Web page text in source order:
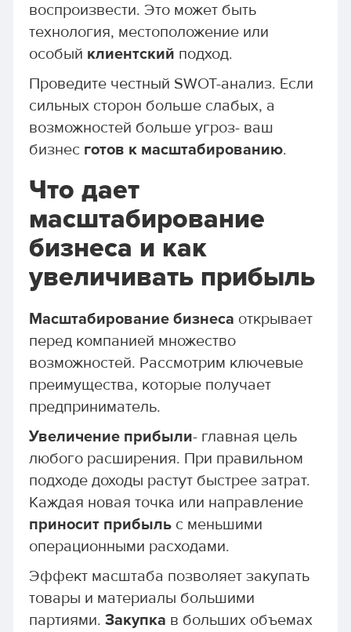
воспроизвести. Это может быть
технология, местоположение или
особый клиентский подход.
Проведите честный SWOT-анализ. Если
сильных сторон больше слабых, а
возможностей больше угроз- ваш
бизнес готов к масштабированию.
Что дает
масштабирование
бизнеса и как
увеличивать прибыль
Масштабирование бизнеса открывает
перед компанией множество
возможностей. Рассмотрим ключевые
преимущества, которые получает
предприниматель.
Увеличение прибыли- главная цель
любого расширения. При правильном
подходе доходы растут быстрее затрат.
Каждая новая точка или направление
приносит прибыльс меньшими
операционными расходами.
Эффект масштаба позволяет закупать
товары и материалы большими
партиями. Закупка в больших объемах